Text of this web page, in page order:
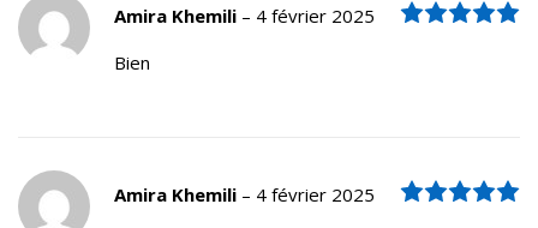
Amira Khemili – 4 février 2025
Bien
Amira Khemili – 4 février 2025